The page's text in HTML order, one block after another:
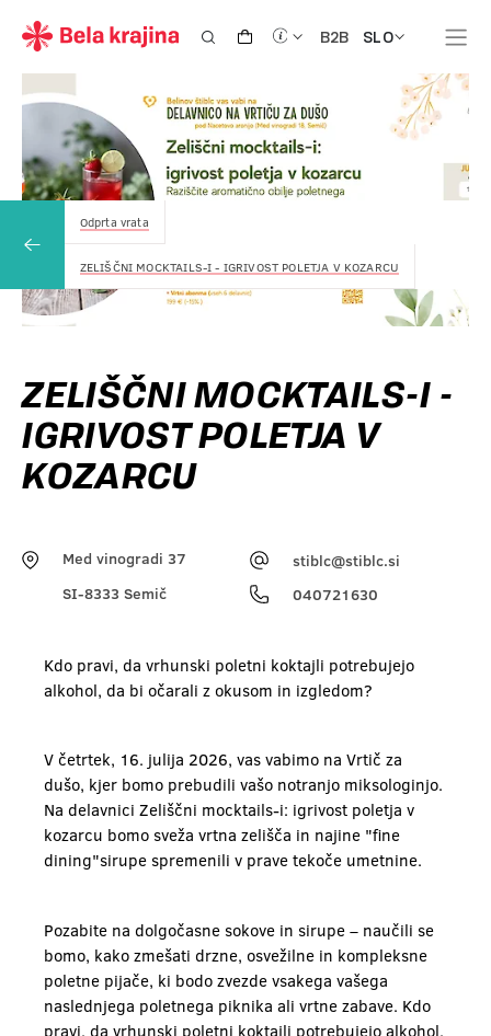
B2B SLO
Odprta vrata
ZELIŠČNI MOCKTAILS-I - IGRIVOST POLETJA V KOZARCU
ZELIŠČNI MOCKTAILS-I -
IGRIVOST POLETJA V
KOZARCU
Med vinogradi 37
SI-8333 Semič
stiblc@stiblc.si
040721630
Kdo pravi, da vrhunski poletni koktajli potrebujejo
alkohol, da bi očarali z okusom in izgledom?
V četrtek, 16. julija 2026, vas vabimo na Vrtič za
dušo, kjer bomo prebudili vašo notranjo miksologinjo.
Na delavnici Zeliščni mocktails-i: igrivost poletja v
kozarcu bomo sveža vrtna zelišča in najine "fine
dining"sirupe spremenili v prave tekoče umetnine.
Pozabite na dolgočasne sokove in sirupe – naučili se
bomo, kako zmešati drzne, osvežilne in kompleksne
poletne pijače, ki bodo zvezde vsakega vašega
naslednjega poletnega piknika ali vrtne zabave. Kdo
pravi, da vrhunski poletni koktajli potrebujejo alkohol,